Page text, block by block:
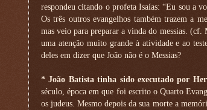
respondeu citando o profeta Isaías: “Eu sou a
Os três outros evangelhos também trazem a
mas veio para preparar a vinda do messias.
uma atenção muito grande à atividade e ao
deles em dizer que João não é o Messias?
* João Batista tinha sido executado por
século, época em que foi escrito o Quarto
os judeus. Mesmo depois da sua morte a